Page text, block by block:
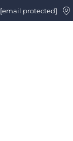
[email protected]